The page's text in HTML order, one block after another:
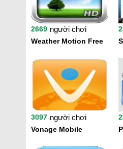
2669 người chơi
Weather Motion Free
3097 người chơi
Vonage Mobile